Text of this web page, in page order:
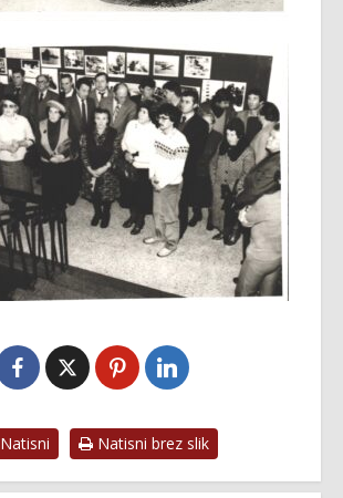
Natisni Natisni brez slik